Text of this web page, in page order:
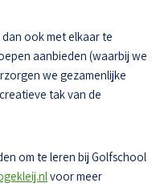
ook met elkaar te
aanbieden (waarbij we
we gezamenlijke
tak van de
om te leren bij Golfschool
voor meer